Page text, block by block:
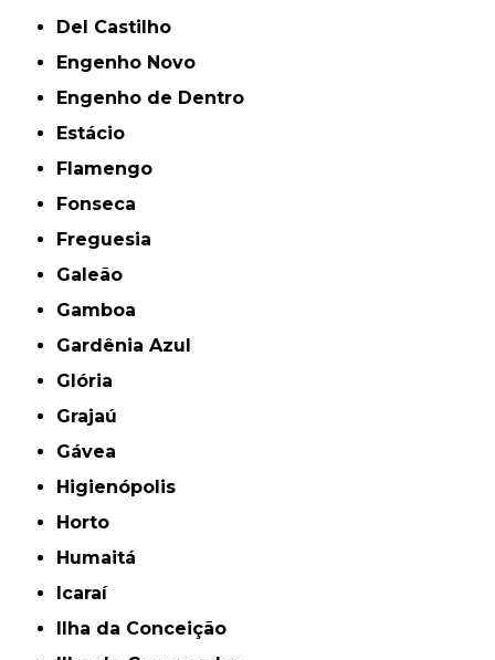
Del Castilho
Engenho Novo
Engenho de Dentro
Estácio
Flamengo
Fonseca
Freguesia
Galeão
Gamboa
Gardênia Azul
Glória
Grajaú
Gávea
Higienópolis
Horto
Humaitá
Icaraí
Ilha da Conceição